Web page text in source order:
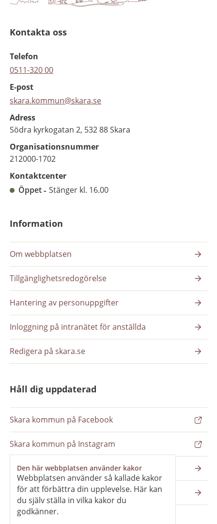
Den här webbplatsen använder kakor
Webbplatsen använder så kallade kakor
för att förbättra din upplevelse. Här kan
du själv ställa in vilka kakor du
godkänner.
Kontakta oss
Telefon
0511-320 00
E-post
skara.kommun@skara.se
Adress
Södra kyrkogatan 2, 532 88 Skara
Organisationsnummer
212000-1702
Kontaktcenter
Öppet
Stänger kl. 16.00
Information
Om webbplatsen
Tillgänglighetsredogörelse
Hantering av personuppgifter
Inloggning på intranätet för anställda
Redigera på skara.se
Håll dig uppdaterad
Skara kommun på Facebook
Skara kommun på Instagram
Nyhetsbrev
Pressrum